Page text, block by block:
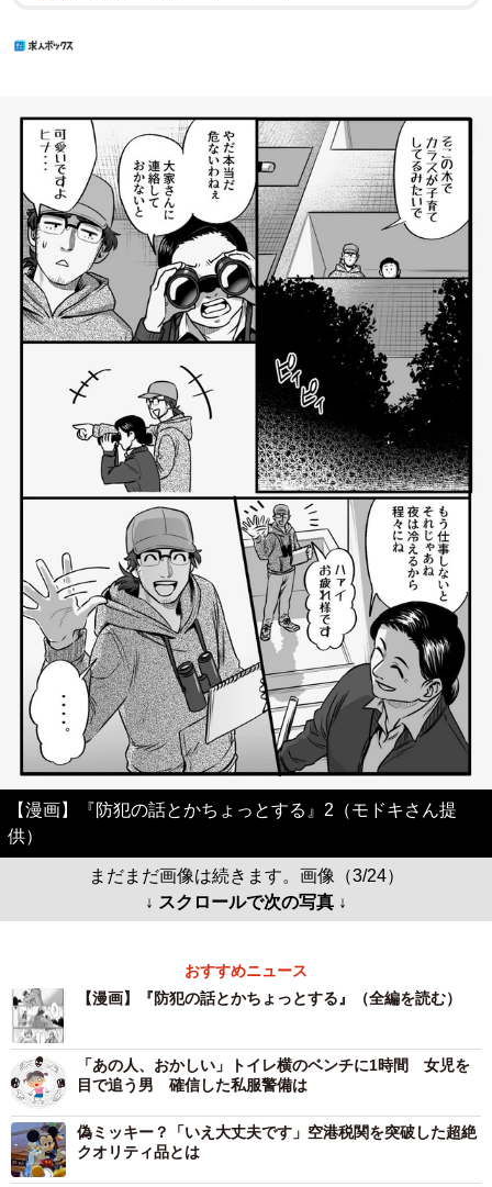
【漫画】『防犯の話とかちょっとする』2（モドキさん提
供）
まだまだ画像は続きます。画像（3/24）
↓ スクロールで次の写真 ↓
おすすめニュース
【漫画】『防犯の話とかちょっとする』（全編を読む）
「あの人、おかしい」トイレ横のベンチに1時間 女児を
目で追う男 確信した私服警備は
偽ミッキー？「いえ大丈夫です」空港税関を突破した超絶
クオリティ品とは